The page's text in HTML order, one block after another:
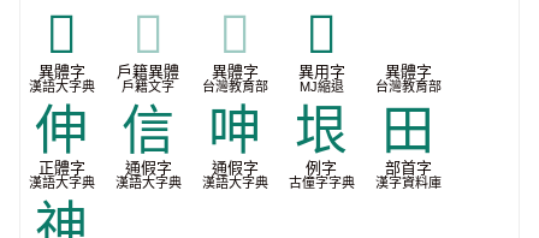
𦦀
異體字
漢語大字典
𦦀
戶籍異體
戶籍文字
𦦀
異體字
台灣教育部
𭽒
異用字
MJ縮退
異體字
台灣教育部
伸
正體字
漢語大字典
信
通假字
漢語大字典
呻
通假字
漢語大字典
垠
例字
古僮字字典
田
部首字
漢字資料庫